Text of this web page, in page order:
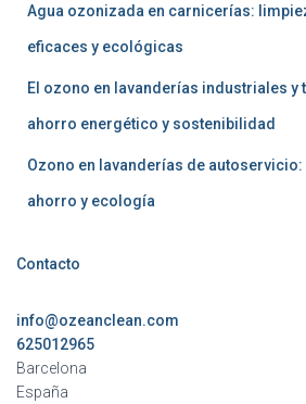
Agua ozonizada en carnicerías:
eficaces y ecológicas
El ozono en lavanderías industriales y
ahorro energético y sostenibilidad
Ozono en lavanderías de
ahorro y ecología
Contacto
info@ozeanclean.com
625012965
Barcelona
España